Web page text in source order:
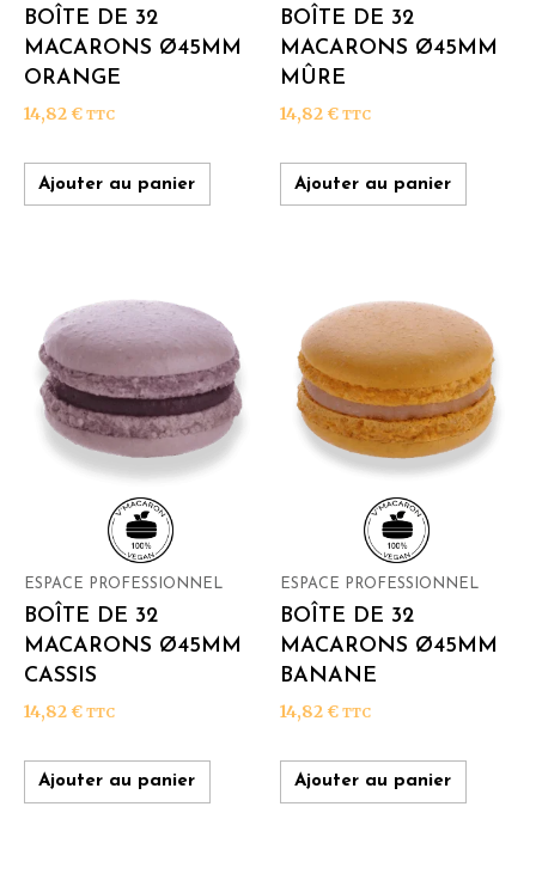
BOÎTE DE 32
MACARONS Ø45MM
ORANGE
14,82 € TTC
Ajouter au panier
BOÎTE DE 32
MACARONS Ø45MM
MÛRE
14,82 € TTC
Ajouter au panier
ESPACE PROFESSIONNEL
BOÎTE DE 32
MACARONS Ø45MM
CASSIS
14,82 € TTC
Ajouter au panier
ESPACE PROFESSIONNEL
BOÎTE DE 32
MACARONS Ø45MM
BANANE
14,82 € TTC
Ajouter au panier